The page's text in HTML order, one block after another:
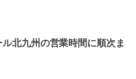
北九州の営業時間に順次ま